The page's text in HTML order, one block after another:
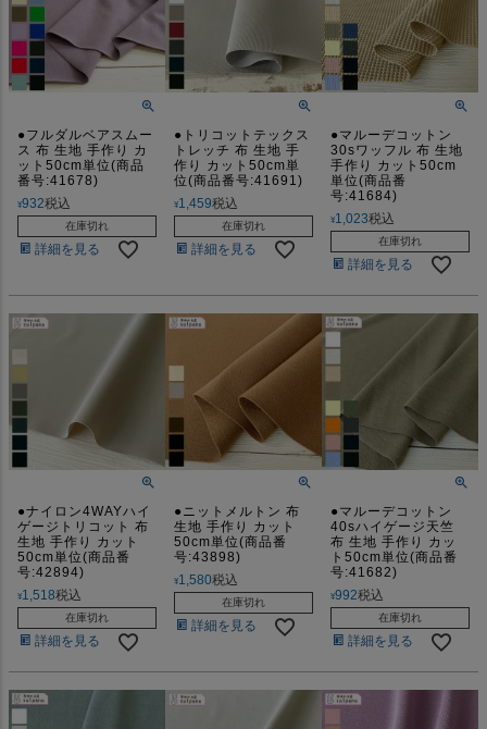
●フルダルベアスムー
ス 布 生地 手作り カ
ット50cm単位(商品
番号:41678)
¥932税込
在庫切れ
詳細を見る
●トリコットテックス
トレッチ 布 生地 手
作り カット50cm単
位(商品番号:41691)
¥1,459税込
在庫切れ
詳細を見る
●マルーデコットン
30sワッフル 布 生地
手作り カット50cm
単位(商品番
号:41684)
¥1,023税込
在庫切れ
詳細を見る
●ナイロン4WAYハイ
ゲージトリコット 布
生地 手作り カット
50cm単位(商品番
号:42894)
¥1,518税込
在庫切れ
詳細を見る
●ニットメルトン 布
生地 手作り カット
50cm単位(商品番
号:43898)
¥1,580税込
在庫切れ
詳細を見る
●マルーデコットン
40sハイゲージ天竺
布 生地 手作り カッ
ト50cm単位(商品番
号:41682)
¥992税込
在庫切れ
詳細を見る